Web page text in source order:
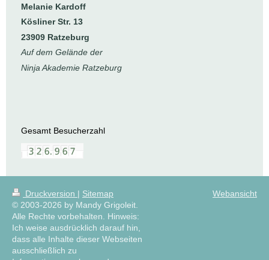
Melanie Kardoff
Kösliner Str. 13
23909 Ratzeburg
Auf dem Gelände der
Ninja Akademie Ratzeburg
Gesamt Besucherzahl
Druckversion | Sitemap
© 2003-2026 by Mandy Grigoleit.
Alle Rechte vorbehalten. Hinweis:
Ich weise ausdrücklich darauf hin,
dass alle Inhalte dieser Webseiten
ausschließlich zu
Webansicht